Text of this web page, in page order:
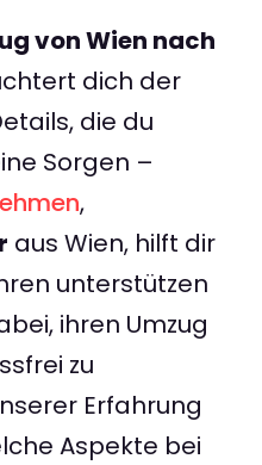
von Wien nach
dich der
die du
Sorgen –
,
aus Wien, hilft dir
unterstützen
ihren Umzug
zu
Erfahrung
Aspekte bei